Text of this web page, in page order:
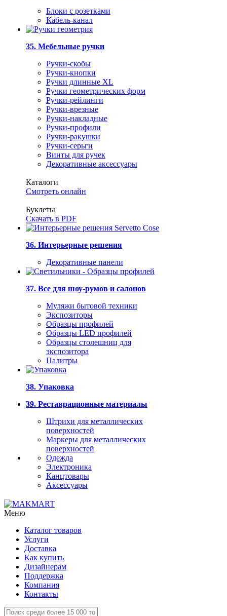
Блоки с розетками
Кабель-канал
35. Мебельные ручки
Ручки-скобы
Ручки-кнопки
Ручки длинные XL
Ручки геометрических форм
Ручки-рейлинги
Ручки-врезные
Ручки-накладные
Ручки-профили
Ручки-ракушки
Ручки-серьги
Винты для ручек
Декоративные аксессуары
Каталоги
Смотреть онлайн
Буклеты
Скачать в PDF
36. Интерьерные решения
Декоративные панели
37. Все для шоу-румов и салонов
Муляжи бытовой техники
Экспозиторы
Образцы профилей
Образцы LED профилей
Образцы столешниц для
экспозитора
Палитры
38. Упаковка
39. Реставрационные материалы
Штрихи для металлических
поверхностей
Маркеры для металлических
поверхностей
Одежда
Электроника
Канцтовары
Аксессуары
Меню
Каталог товаров
Услуги
Доставка
Как купить
Дизайнерам
Поддержка
Компания
Контакты